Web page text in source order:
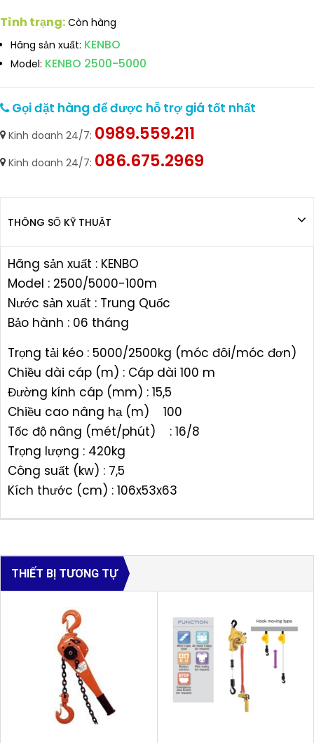
Tình trạng: Còn hàng
Hãng sản xuất: KENBO
Model: KENBO 2500-5000
Gọi đặt hàng để được hỗ trợ giá tốt nhất
Kinh doanh 24/7: 0989.559.211
Kinh doanh 24/7: 086.675.2969
THÔNG SỐ KỸ THUẬT
Hãng sản xuất : KENBO
Model : 2500/5000-100m
Nước sản xuất : Trung Quốc
Bảo hành : 06 tháng
Trọng tải kéo : 5000/2500kg (móc đôi/móc đơn)
Chiều dài cáp (m) : Cáp dài 100 m
Đường kính cáp (mm) : 15,5
Chiều cao nâng hạ (m) 100
Tốc độ nâng (mét/phút) : 16/8
Trọng lượng : 420kg
Công suất (kw) : 7,5
Kích thước (cm) : 106x53x63
THIẾT BỊ TƯƠNG TỰ